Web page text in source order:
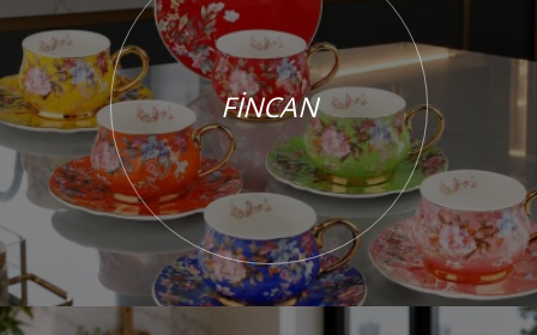
FİNCAN